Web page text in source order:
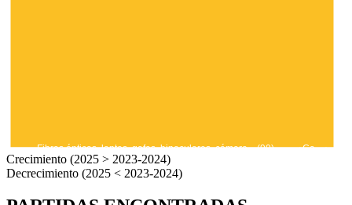
Fibras ópticas, lentes, gafas, binoculares, cámara... (90) Ca… ..
Crecimiento (2025 > 2023-2024)
Decrecimiento (2025 < 2023-2024)